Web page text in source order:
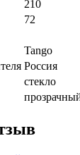
210
72
Tango
Россия
стекло